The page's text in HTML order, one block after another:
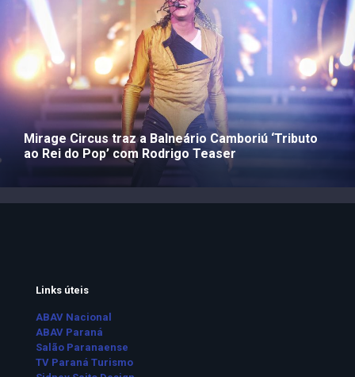
Mirage Circus traz a Balneário Camboriú ‘Tributo
ao Rei do Pop’ com Rodrigo Teaser
Links úteis
ABAV Nacional
ABAV Paraná
Salão Paranaense
TV Paraná Turismo